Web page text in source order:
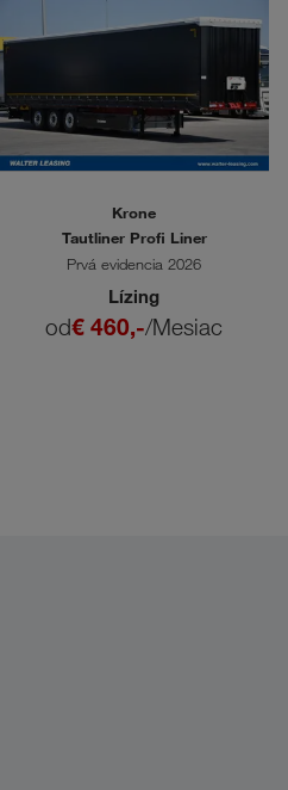
Krone
Tautliner Profi Liner
Prvá evidencia 2026
Lízing
od€ 460,-/Mesiac